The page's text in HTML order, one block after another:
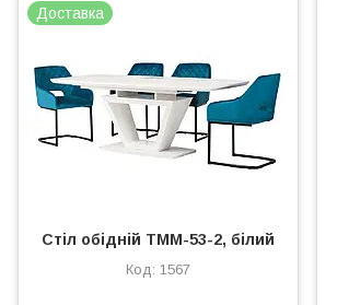
Доставка
Стіл обідній ТMM-53-2, білий
1567